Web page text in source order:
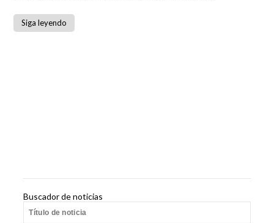
Siga leyendo
Buscador de noticias